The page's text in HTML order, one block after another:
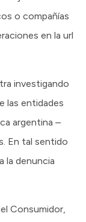
o compañías
en la url
investigando
las entidades
argentina –
En tal sentido
la denuncia
Consumidor,